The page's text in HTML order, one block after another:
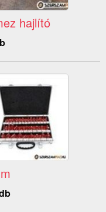
hajlító